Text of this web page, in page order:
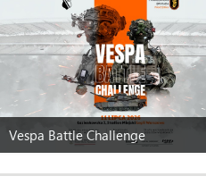
Vespa Battle Challenge